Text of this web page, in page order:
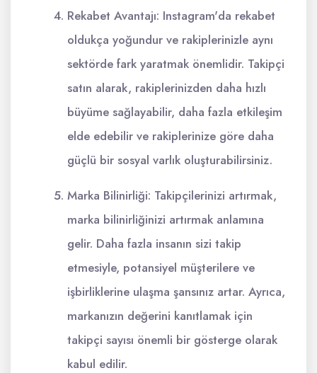
Rekabet Avantajı: Instagram'da rekabet
oldukça yoğundur ve rakiplerinizle aynı
sektörde fark yaratmak önemlidir. Takipçi
satın alarak, rakiplerinizden daha hızlı
büyüme sağlayabilir, daha fazla etkileşim
elde edebilir ve rakiplerinize göre daha
güçlü bir sosyal varlık oluşturabilirsiniz.
Marka Bilinirliği: Takipçilerinizi artırmak,
marka bilinirliğinizi artırmak anlamına
gelir. Daha fazla insanın sizi takip
etmesiyle, potansiyel müşterilere ve
işbirliklerine ulaşma şansınız artar. Ayrıca,
markanızın değerini kanıtlamak için
takipçi sayısı önemli bir gösterge olarak
kabul edilir.